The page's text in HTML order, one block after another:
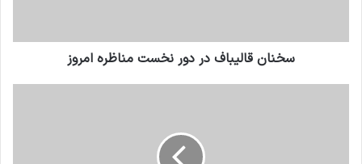
سخنان قالیباف در دور نخست مناظره امروز